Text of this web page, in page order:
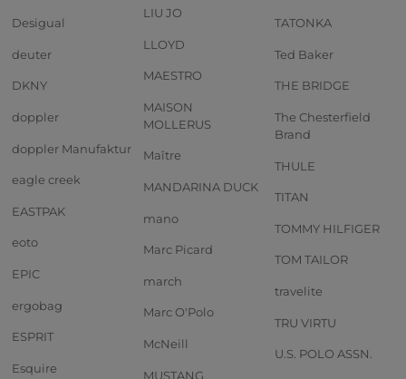
Desigual
deuter
DKNY
doppler
doppler Manufaktur
eagle creek
EASTPAK
eoto
EPIC
ergobag
ESPRIT
Esquire
LIU JO
LLOYD
MAESTRO
MAISON
MOLLERUS
Maître
MANDARINA DUCK
mano
Marc Picard
march
Marc O'Polo
McNeill
MUSTANG
TATONKA
Ted Baker
THE BRIDGE
The Chesterfield
Brand
THULE
TITAN
TOMMY HILFIGER
TOM TAILOR
travelite
TRU VIRTU
U.S. POLO ASSN.